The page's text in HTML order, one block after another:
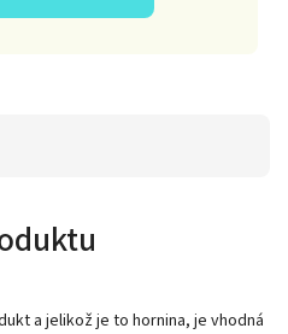
a jelikož je to hornina, je vhodná